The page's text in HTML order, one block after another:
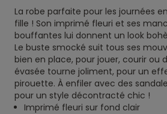
La robe parfaite pour les journées
fille ! Son imprimé fleuri et ses
bouffantes lui donnent un look
Le buste smocké suit tous ses
bien en place, pour jouer, courir ou
évasée tourne joliment, pour un
pirouette. À enfiler avec des
pour un style décontracté chic !
Imprimé fleuri sur fond clair